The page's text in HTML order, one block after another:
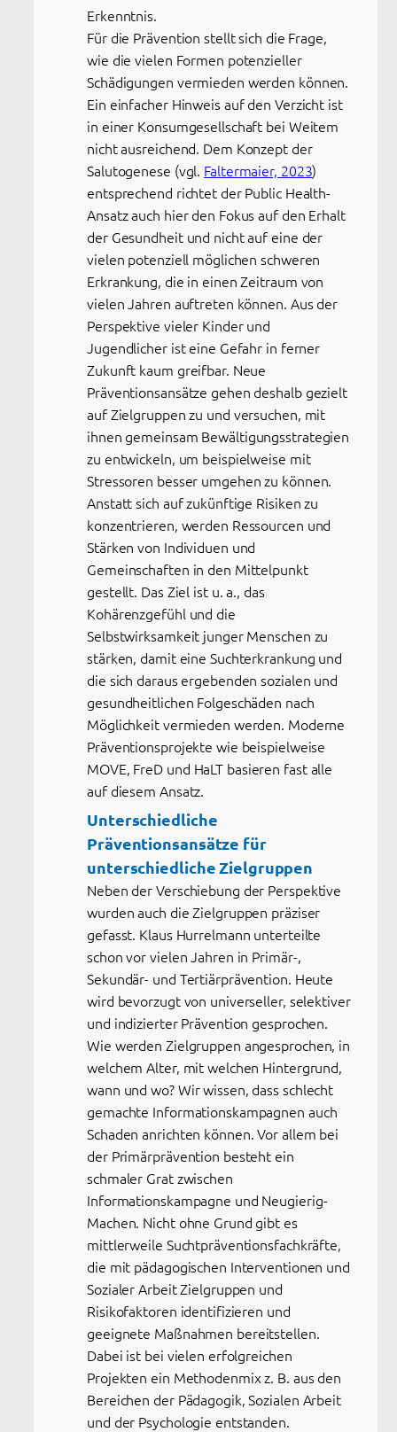
Erkenntnis.
Für die Prävention stellt sich die Frage,
wie die vielen Formen potenzieller
Schädigungen vermieden werden können.
Ein einfacher Hinweis auf den Verzicht ist
in einer Konsumgesellschaft bei Weitem
nicht ausreichend. Dem Konzept der
Salutogenese (vgl. Faltermaier, 2023)
entsprechend richtet der Public Health-
Ansatz auch hier den Fokus auf den Erhalt
der Gesundheit und nicht auf eine der
vielen potenziell möglichen schweren
Erkrankung, die in einen Zeitraum von
vielen Jahren auftreten können. Aus der
Perspektive vieler Kinder und
Jugendlicher ist eine Gefahr in ferner
Zukunft kaum greifbar. Neue
Präventionsansätze gehen deshalb gezielt
auf Zielgruppen zu und versuchen, mit
ihnen gemeinsam Bewältigungsstrategien
zu entwickeln, um beispielweise mit
Stressoren besser umgehen zu können.
Anstatt sich auf zukünftige Risiken zu
konzentrieren, werden Ressourcen und
Stärken von Individuen und
Gemeinschaften in den Mittelpunkt
gestellt. Das Ziel ist u. a., das
Kohärenzgefühl und die
Selbstwirksamkeit junger Menschen zu
stärken, damit eine Suchterkrankung und
die sich daraus ergebenden sozialen und
gesundheitlichen Folgeschäden nach
Möglichkeit vermieden werden. Moderne
Präventionsprojekte wie beispielweise
MOVE, FreD und HaLT basieren fast alle
auf diesem Ansatz.
Unterschiedliche
Präventionsansätze für
unterschiedliche Zielgruppen
Neben der Verschiebung der Perspektive
wurden auch die Zielgruppen präziser
gefasst. Klaus Hurrelmann unterteilte
schon vor vielen Jahren in Primär-,
Sekundär- und Tertiärprävention. Heute
wird bevorzugt von universeller, selektiver
und indizierter Prävention gesprochen.
Wie werden Zielgruppen angesprochen, in
welchem Alter, mit welchen Hintergrund,
wann und wo? Wir wissen, dass schlecht
gemachte Informationskampagnen auch
Schaden anrichten können. Vor allem bei
der Primärprävention besteht ein
schmaler Grat zwischen
Informationskampagne und Neugierig-
Machen. Nicht ohne Grund gibt es
mittlerweile Suchtpräventionsfachkräfte,
die mit pädagogischen Interventionen und
Sozialer Arbeit Zielgruppen und
Risikofaktoren identifizieren und
geeignete Maßnahmen bereitstellen.
Dabei ist bei vielen erfolgreichen
Projekten ein Methodenmix z. B. aus den
Bereichen der Pädagogik, Sozialen Arbeit
und der Psychologie entstanden.